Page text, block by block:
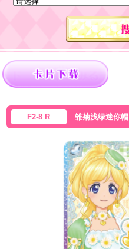
F2-8 R 雏菊浅绿迷你帽